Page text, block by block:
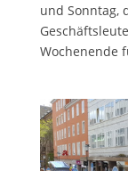
und Sonntag,
Wochenende